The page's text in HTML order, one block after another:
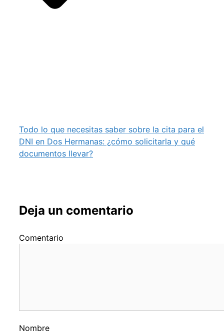
Todo lo que necesitas saber sobre la cita para el
DNI en Dos Hermanas: ¿cómo solicitarla y qué
documentos llevar?
Deja un comentario
Comentario
Nombre